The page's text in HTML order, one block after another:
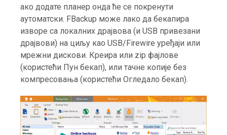
ако додате планер онда ће се покренути
аутоматски. FBackup може лако да бекапира
изворе са локалних драјвова (и USB привезани
драјвови) на циљу као USB/Firewire уређаји или
мрежни дискови. Креира или zip фајлове
(користећи Пун бекап), или тачне копије без
компресовања (користећи Огледало бекап).